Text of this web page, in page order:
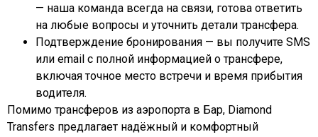
— наша команда всегда на связи, готова ответить
на любые вопросы и уточнить детали трансфера.
Подтверждение бронирования — вы получите SMS
или email с полной информацией о трансфере,
включая точное место встречи и время прибытия
водителя.
Помимо трансферов из аэропорта в Бар, Diamond
Transfers предлагает надёжный и комфортный